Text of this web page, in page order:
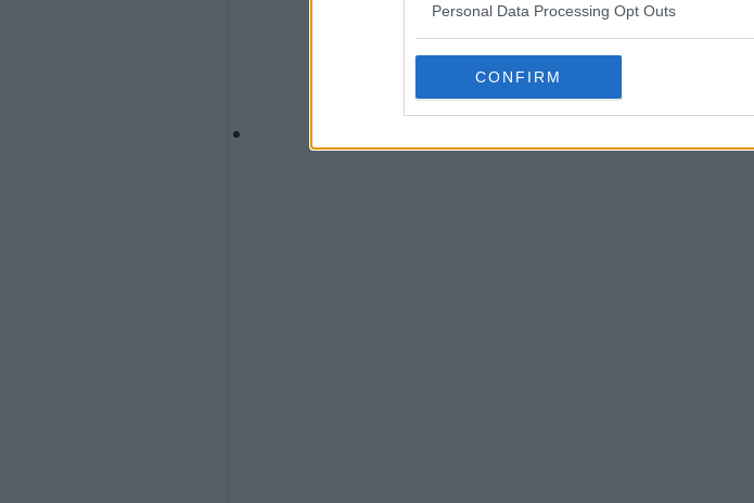
Personal Data Processing Opt Outs
CONFIRM